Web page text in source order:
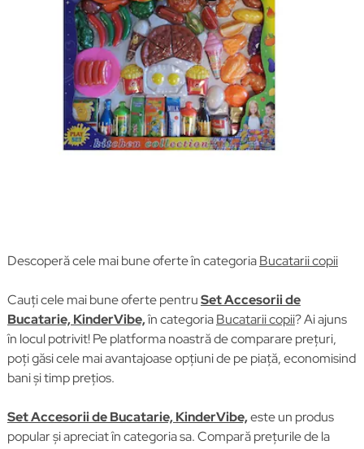
Descoperă cele mai bune oferte în categoriaBucatarii copii
Cauți cele mai bune oferte pentruSet Accesorii de
Bucatarie, KinderVibe,în categoriaBucatarii copii? Ai ajuns
în locul potrivit! Pe platforma noastră de comparare prețuri,
poți găsi cele mai avantajoase opțiuni de pe piață, economisind
bani și timp prețios.
Set Accesorii de Bucatarie, KinderVibe,este un produs
popular și apreciat în categoria sa. Compară prețurile de la